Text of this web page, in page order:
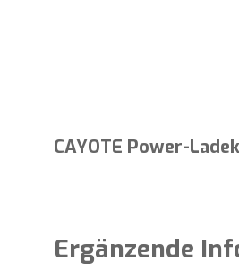
CAYOTE Power-
Ergänzende